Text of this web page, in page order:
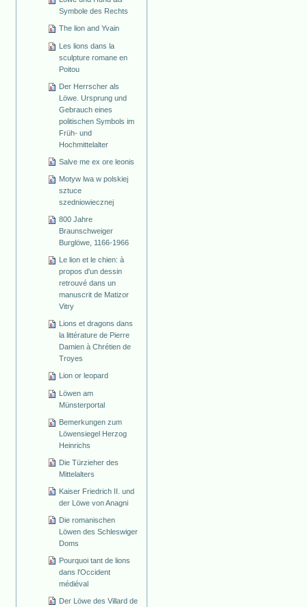
Symbole des Rechts
The lion and Yvain
Les lions dans la
sculpture romane en
Poitou
Der Herrscher als
Löwe. Ursprung und
Gebrauch eines
politischen Symbols im
Früh- und
Hochmittelalter
Salve me ex ore leonis
Motyw lwa w polskiej
sztuce
szedniowiecznej
800 Jahre
Braunschweiger
Burglöwe, 1166-1966
Le lion et le chien: à
propos d'un dessin
retrouvé dans un
manuscrit de Matizor
Vitry
Lions et dragons dans
la littérature de Pierre
Damien à Chrétien de
Troyes
Lion or leopard
Löwen am
Münsterportal
Bemerkungen zum
Löwensiegel Herzog
Heinrichs
Die Türzieher des
Mittelalters
Kaiser Friedrich II. und
der Löwe von Anagni
Die romanischen
Löwen des Schleswiger
Doms
Pourquoi tant de lions
dans l'Occident
médiéval
Der Löwe des Villard de